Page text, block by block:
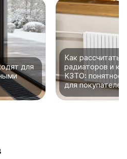
для
Как рассчитать
радиаторов и
КЗТО: понятное
для покупателей